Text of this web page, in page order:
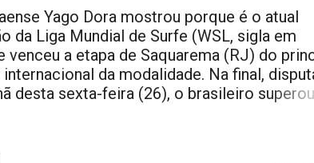
Yago Dora mostrou porque é o atual
da Liga Mundial de Surfe (WSL, sigla em
venceu a etapa de Saquarema (RJ) do
da modalidade. Na final,
desta sexta-feira (26), o brasileiro superou
na segunda onda, o paranaense encaixou